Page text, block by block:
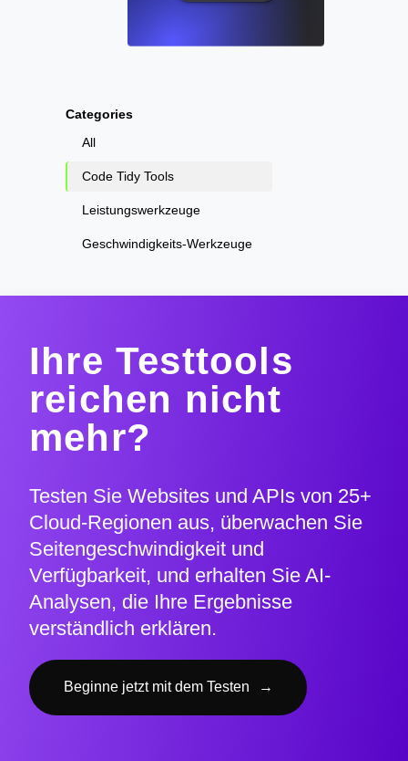
Categories
All
Code Tidy Tools
Leistungswerkzeuge
Geschwindigkeits-Werkzeuge
Ihre Testtools
reichen nicht
mehr?
Testen Sie Websites und APIs von 25+
Cloud-Regionen aus, überwachen Sie
Seitengeschwindigkeit und
Verfügbarkeit, und erhalten Sie AI-
Analysen, die Ihre Ergebnisse
verständlich erklären.
Beginne jetzt mit dem Testen →